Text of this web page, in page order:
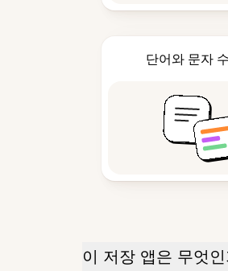
단어와 문자
이 저장 앱은 무엇